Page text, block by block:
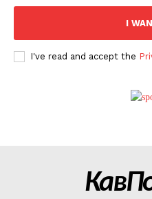
О нас
Политика
I
I've read and accept the